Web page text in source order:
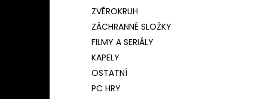
ZVĚROKRUH
ZÁCHRANNÉ SLOŽKY
FILMY A SERIÁLY
KAPELY
OSTATNÍ
PC HRY